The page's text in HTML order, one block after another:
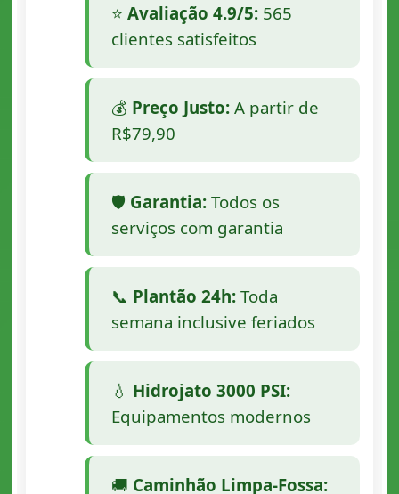
⭐ Avaliação 4.9/5:565
clientes satisfeitos
💰 Preço Justo:A partir de
R$79,90
🛡️ Garantia:Todos os
serviços com garantia
📞 Plantão 24h:Toda
semana inclusive feriados
💧 Hidrojato 3000 PSI:
Equipamentos modernos
🚚 Caminhão Limpa-Fossa: